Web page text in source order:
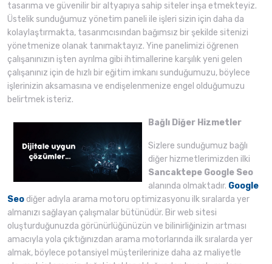
tasarıma ve güvenilir bir altyapıya sahip siteler inşa etmekteyiz.
Üstelik sunduğumuz yönetim paneli ile işleri sizin için daha da
kolaylaştırmakta, tasarımcısından bağımsız bir şekilde sitenizi
yönetmenize olanak tanımaktayız. Yine panelimizi öğrenen
çalışanınızın işten ayrılma gibi ihtimallerine karşılık yeni gelen
çalışanınız için de hızlı bir eğitim imkanı sunduğumuzu, böylece
işlerinizin aksamasına ve endişelenmenize engel olduğumuzu
belirtmek isteriz.
Bağlı Diğer Hizmetler
Sizlere sunduğumuz bağlı
diğer hizmetlerimizden ilki
Sancaktepe Google Seo
alanında olmaktadır. Google
Seo diğer adıyla arama motoru optimizasyonu ilk sıralarda yer
almanızı sağlayan çalışmalar bütünüdür. Bir web sitesi
oluşturduğunuzda görünürlüğünüzün ve bilinirliğinizin artması
amacıyla yola çıktığınızdan arama motorlarında ilk sıralarda yer
almak, böylece potansiyel müşterilerinize daha az maliyetle